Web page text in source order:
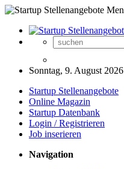
Sonntag, 9. August 2026
Startup Stellenangebote
Online Magazin
Startup Datenbank
Login / Registrieren
Job inserieren
Navigation